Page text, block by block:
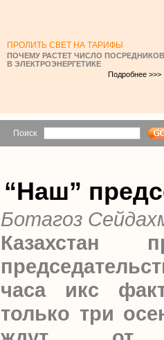
ПРОЛИТЬ СВЕТ НА ТАРИФЫ
ПОЧЕМУ РАСТЕТ ЧИСЛО ПОСРЕДНИКОВ
В ЭЛЕКТРОЭНЕРГЕТИКЕ
Подробнее >>>
Поиск
“Наш”
Ботагоз
Казахстан
часа икс
только три